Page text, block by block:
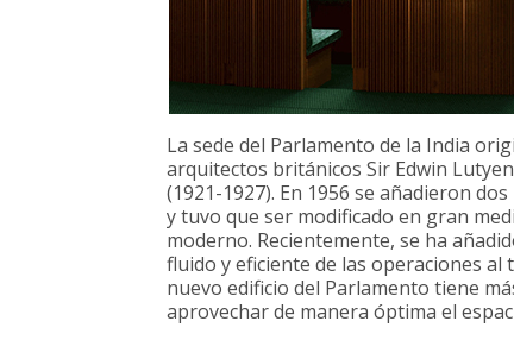
La sede del Parlamento de la India
arquitectos británicos Sir Edwin
(1921-1927). En 1956 se añadieron
y tuvo que ser modificado en gran
moderno. Recientemente, se ha
fluido y eficiente de las operaciones
nuevo edificio del Parlamento tiene
aprovechar de manera óptima el